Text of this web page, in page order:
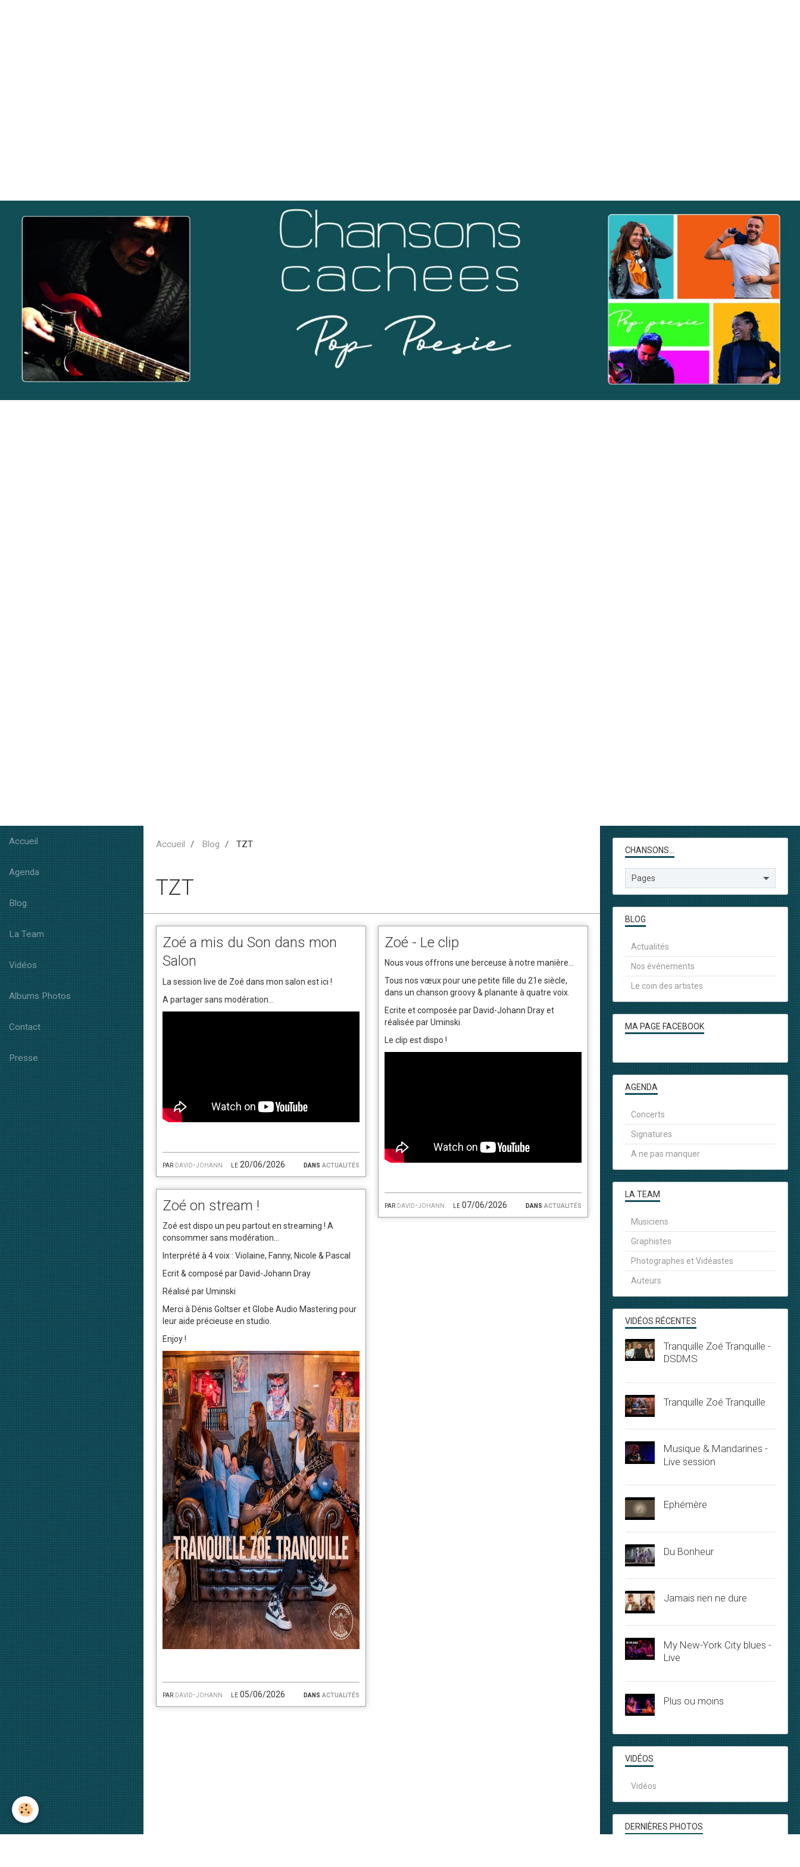
Accueil
Agenda
Blog
La Team
Vidéos
Albums Photos
Contact
Presse
Accueil Blog TZT
TZT
Zoé a mis du Son dans mon
Salon
par david-johann le 20/06/2026 dans actualités
La session live de Zoé dans mon salon est ici !
A partager sans modération...
Zoé - Le clip
par david-johann le 07/06/2026 dans actualités
Nous vous offrons une berceuse à notre manière...
Tous nos vœux pour une petite fille du 21e siècle,
dans un chanson groovy & planante à quatre voix.
Ecrite et composée par David-Johann Dray et
réalisée par Uminski.
Le clip est dispo !
Zoé on stream !
par david-johann le 05/06/2026 dans actualités
Zoé est dispo un peu partout en streaming ! A
consommer sans modération...
Interprété à 4 voix : Violaine, Fanny, Nicole & Pascal
Ecrit & composé par David-Johann Dray
Réalisé par Uminski
Merci à Dénis Goltser et Globe Audio Mastering pour
leur aide précieuse en studio.
Enjoy !
CHANSONS...
BLOG
Actualités
Nos événements
Le coin des artistes
MA PAGE FACEBOOK
AGENDA
Concerts
Signatures
A ne pas manquer
LA TEAM
Musiciens
Graphistes
Photographes et Vidéastes
Auteurs
VIDÉOS RÉCENTES
Tranquille Zoé Tranquille -
DSDMS
Tranquille Zoé Tranquille
Musique & Mandarines -
Live session
Ephémère
Du Bonheur
Jamais rien ne dure
My New-York City blues -
Live
Plus ou moins
VIDÉOS
Vidéos
DERNIÈRES PHOTOS